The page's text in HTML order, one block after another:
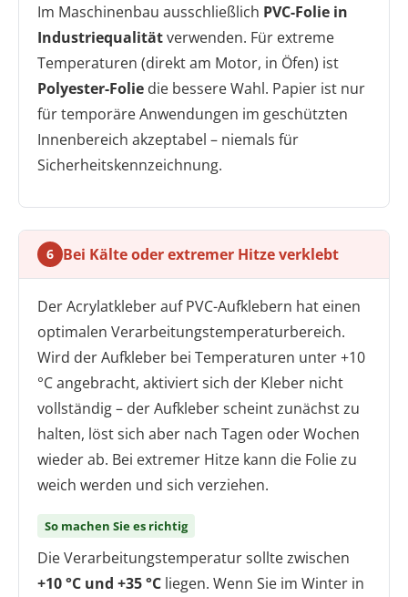
Im Maschinenbau ausschließlich PVC-Folie in
Industriequalitätverwenden. Für extreme
Temperaturen (direkt am Motor, in Öfen) ist
Polyester-Folie die bessere Wahl. Papier ist nur
für temporäre Anwendungen im geschützten
Innenbereich akzeptabel – niemals für
Sicherheitskennzeichnung.
6 Bei Kälte oder extremer Hitze verklebt
Der Acrylatkleber auf PVC-Aufklebern hat einen
optimalen Verarbeitungstemperaturbereich.
Wird der Aufkleber bei Temperaturen unter +10
°C angebracht, aktiviert sich der Kleber nicht
vollständig – der Aufkleber scheint zunächst zu
halten, löst sich aber nach Tagen oder Wochen
wieder ab. Bei extremer Hitze kann die Folie zu
weich werden und sich verziehen.
So machen Sie es richtig
Die Verarbeitungstemperatur sollte zwischen
+10 °C und +35 °C liegen. Wenn Sie im Winter in